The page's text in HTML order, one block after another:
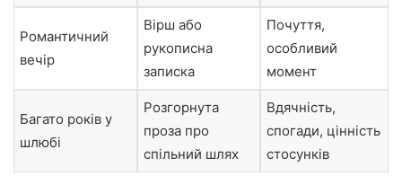
Романтичний
вечір
Вірш або
рукописна
записка
Почуття,
особливий
момент
Багато років у
шлюбі
Розгорнута
проза про
спільний шлях
Вдячність,
спогади, цінність
стосунків